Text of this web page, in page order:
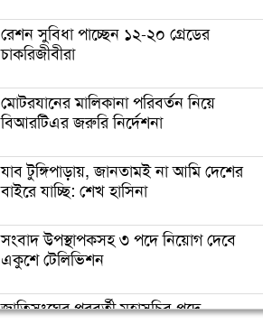
দ্বিতীয় বর্ষে স্বেচ্ছাসেবক লীগের নতুন নেতৃত্ব
দাঁড়ানো: পরশ
নূর হোসেনের শরীর ছিল জীবন্ত রাজনৈতিক
পোস্টার : কাদের
পৌরসভা নির্বাচন : আ.লীগের মেয়র প্রার্থী
রেশন সুবিধা পাচ্ছেন ১২-২০ গ্রেডের
চাকরিজীবীরা
মোটরযানের মালিকানা পরিবর্তন নিয়ে
বিআরটিএর জরুরি নির্দেশনা
যাব টুঙ্গিপাড়ায়, জানতামই না আমি দেশের
বাইরে যাচ্ছি: শেখ হাসিনা
সংবাদ উপস্থাপকসহ ৩ পদে নিয়োগ দেবে
একুশে টেলিভিশন
জাতিসংঘের পরবর্তী মহাসচিব পদে